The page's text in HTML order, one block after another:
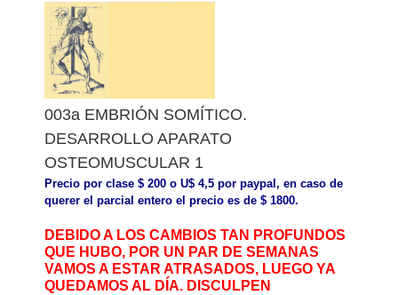
003a EMBRIÓN SOMÍTICO.
DESARROLLO APARATO
OSTEOMUSCULAR 1
Precio por clase $ 200 o U$ 4,5 por paypal, en caso de
querer el parcial entero el precio es de $ 1800.
DEBIDO A LOS CAMBIOS TAN PROFUNDOS
QUE HUBO, POR UN PAR DE SEMANAS
VAMOS A ESTAR ATRASADOS, LUEGO YA
QUEDAMOS AL DÍA. DISCULPEN